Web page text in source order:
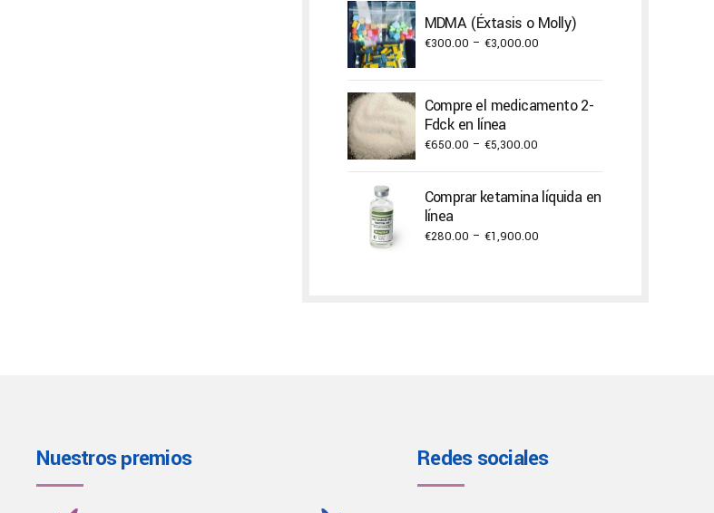
through
MDMA (Éxtasis o Molly)
€300.00 – €3,000.00Price
through
Compre el medicamento 2-
Fdck en línea
€650.00 – €5,300.00Price
€650.00
through
€5,300.00
Comprar ketamina líquida en
línea
€280.00 – €1,900.00Price
Nuestros premios Redes sociales